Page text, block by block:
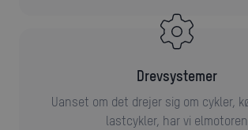
drevsystemer
Uanset om det drejer sig om cykler, kørestole og
lastcykler, har vi elmotoren